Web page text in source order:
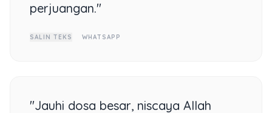
perjuangan."
SALIN TEKS WHATSAPP
"Jauhi dosa besar, niscaya Allah